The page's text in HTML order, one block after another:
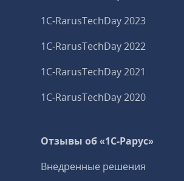
1C‑RarusTechDay 2023
1C‑RarusTechDay 2022
1C‑RarusTechDay 2021
1C‑RarusTechDay 2020
Отзывы об «1С-Рарус»
Внедренные решения